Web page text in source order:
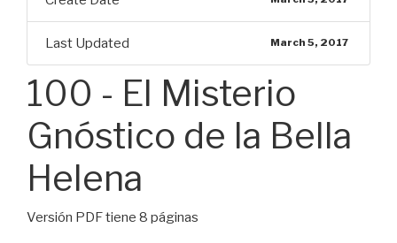
Last Updated March 5, 2017
100 - El Misterio
Gnóstico de la Bella
Helena
Versión PDF tiene 8 páginas